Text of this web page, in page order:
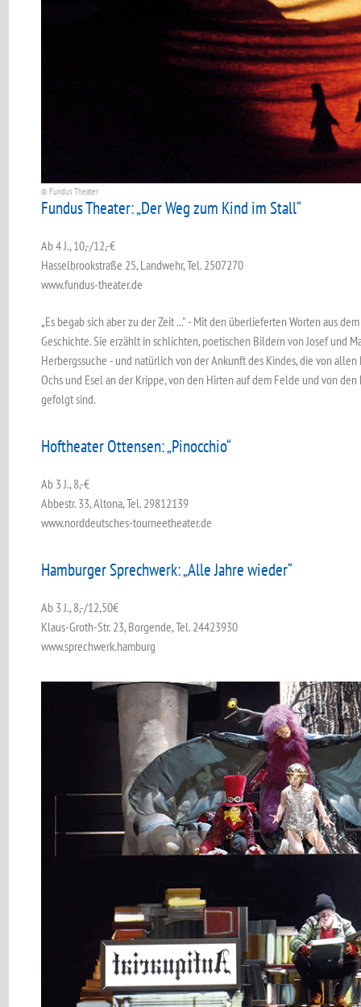
© Fundus Theater
Fundus Theater: „Der Weg zum Kind im Stall“
Ab 4 J., 10,-/12,-€
Hasselbrookstraße 25, Landwehr, Tel. 2507270
www.fundus-theater.de
„Es begab sich aber zu der Zeit ..." - Mit den überlieferten ­Worten aus
Geschichte. Sie ­erzählt in schlichten, poetischen Bildern von Josef und
Herbergssuche - und natürlich von der Ankunft des Kindes, die von
Ochs und Esel an der Krippe, von den Hirten auf dem Felde und von
gefolgt sind.
Hoftheater Ottensen: „Pinocchio“
Ab 3 J., 8,-€
Abbestr. 33, Altona, Tel. 29812139
www.norddeutsches-tourneetheater.de
Hamburger Sprechwerk: „Alle Jahre wieder“
Ab 3 J., 8,-/12,50€
Klaus-Groth-Str. 23, Borgende, Tel. 24423930
www.sprechwerk.hamburg